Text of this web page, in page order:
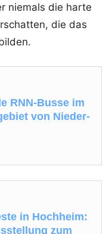
niemals die harte
die das
RNN-Busse im
von Nieder-
in Hochheim:
zum